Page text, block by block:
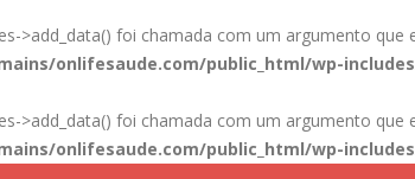
>add_data() foi chamada com um argumento que
onlifesaude.com/public_html/wp-
>add_data() foi chamada com um argumento que
onlifesaude.com/public_html/wp-